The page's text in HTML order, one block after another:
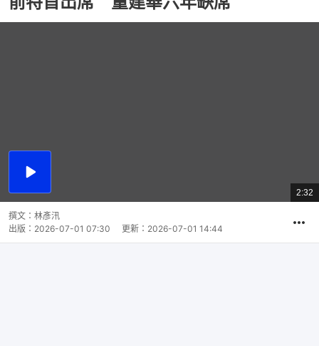
播
總
共
2:32
撰文： 林彥汛
出版： 2026-07-01 07:30 更新： 2026-07-01 14:44